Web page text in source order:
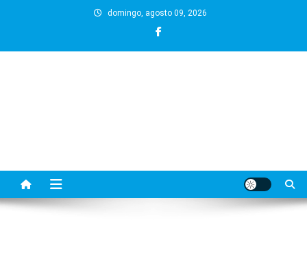
domingo, agosto 09, 2026